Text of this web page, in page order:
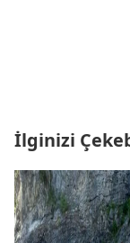
İlginizi